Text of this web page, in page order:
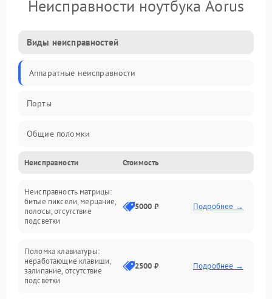
Неисправности ноутбука Aorus
Виды неисправностей
Аппаратные неисправности
Порты
Общие поломки
Устройства
Программные ошибки
Электрические и системные сбои
Интерфейсные проблемы
Батарея
Неисправности Стоимость
Неисправность матрицы:
битые пиксели, мерцание,
полосы, отсутствие
подсветки
5000 ₽ Подробнее →
Поломка клавиатуры:
неработающие клавиши,
залипание, отсутствие
подсветки
2500 ₽ Подробнее →